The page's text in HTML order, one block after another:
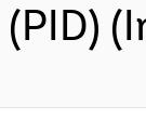
(PID)